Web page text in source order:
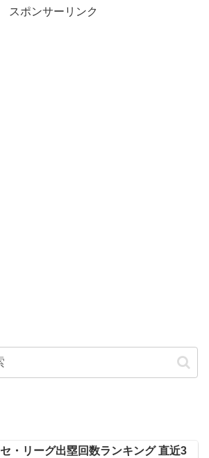
スポンサーリンク
セ・リーグ出塁回数ランキング 直近3